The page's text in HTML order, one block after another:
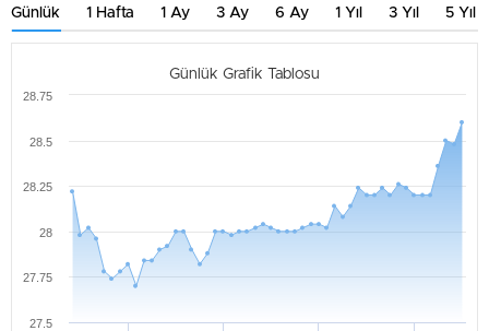
Günlük 1 Hafta 1 Ay 3 Ay 6 Ay 1 Yıl 3 Yıl 5 Yıl
Günlük Grafik Tablosu
27.5
27.75
28
28.25
28.5
28.75